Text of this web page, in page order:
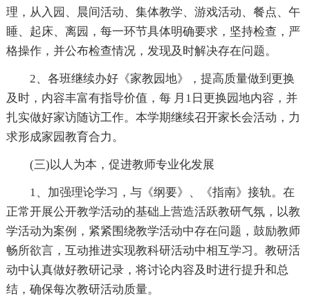
理，从入园、晨间活动、集体教学、游戏活动、餐点、午
睡、起床、离园，每一环节具体明确要求，坚持检查，严
格操作，并公布检查情况，发现及时解决存在问题。
2、各班继续办好《家教园地》，提高质量做到更换
及时，内容丰富有指导价值，每 月1日更换园地内容，并
扎实做好家访随访工作。本学期继续召开家长会活动，力
求形成家园教育合力。
(三)以人为本，促进教师专业化发展
1、加强理论学习，与《纲要》、《指南》接轨。在
正常开展公开教学活动的基础上营造活跃教研气氛，以教
学活动为案例，紧紧围绕教学活动中存在问题，鼓励教师
畅所欲言，互动推进实现教科研活动中相互学习。教研活
动中认真做好教研记录，将讨论内容及时进行提升和总
结，确保每次教研活动质量。